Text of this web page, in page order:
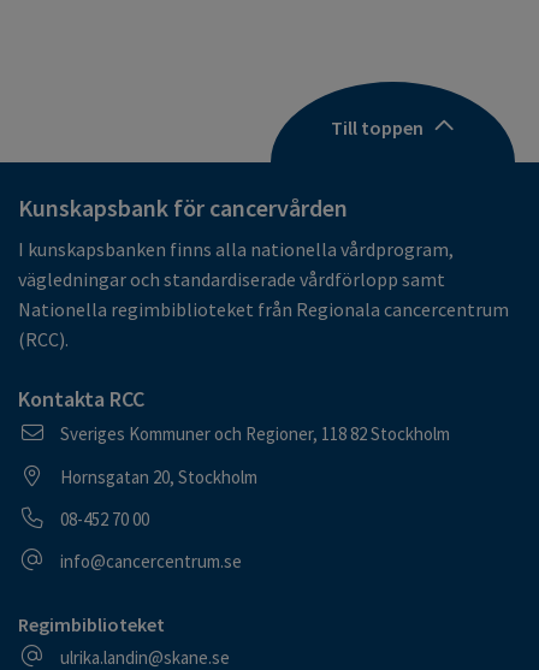
Till toppen
Kunskapsbank för cancervården
I kunskapsbanken finns alla nationella vårdprogram,
vägledningar och standardiserade vårdförlopp samt
Nationella regimbiblioteket från Regionala cancercentrum
(RCC).
Kontakta RCC
Postadress
Sveriges Kommuner och Regioner, 118 82 Stockholm
Besöksadress
Hornsgatan 20, Stockholm
Telefonnummer
08-452 70 00
E-postadress
info@cancercentrum.se
Regimbiblioteket
E-postadress
ulrika.landin@skane.se